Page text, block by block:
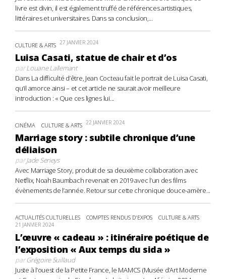
livre est divin, il est également truffé de références artistiques,
littéraires et universitaires. Dans sa conclusion,...
CULTURE & ARTS 27 JANVIER 2024
Luisa Casati, statue de chair et d’os
parLouane Lallemant
Dans La difficulté d’être, Jean Cocteau fait le portrait de Luisa Casati,
qu’il amorce ainsi – et cet article ne saurait avoir meilleure
introduction : « Que ces lignes lui...
CINÉMA CULTURE & ARTS 22 JANVIER 2024
Marriage story : subtile chronique d’une
déliaison
parJade Serieys
Avec Marriage Story, produit de sa deuxième collaboration avec
Netflix, Noah Baumbach revenait en 2019 avec l’un des films
évènements de l’année. Retour sur cette chronique douce-amère...
ACTUALITÉS CULTURELLES COMPTES RENDUS D'EXPOS CULTURE & ARTS
21 JANVIER 2024
L’œuvre « cadeau » : itinéraire poétique de
l’exposition « Aux temps du sida »
parGrégoire Suillaud
Juste à l’ouest de la Petite France, le MAMCS (Musée d’Art Moderne